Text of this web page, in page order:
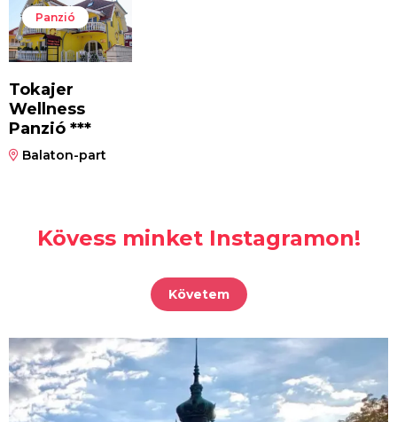
Panzió
Tokajer
Wellness
Panzió ***
Balaton-part
Kövess minket Instagramon!
Követem